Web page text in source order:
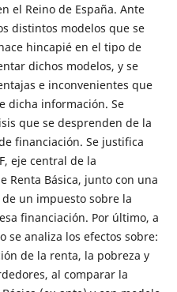
el Reino de España. Ante
distintos modelos que se
hincapié en el tipo de
dichos modelos, y se
e inconvenientes que
dicha información. Se
que se desprenden de la
financiación. Se justifica
eje central de la
Renta Básica, junto con una
un impuesto sobre la
financiación. Por último, a
se analiza los efectos sobre:
de la renta, la pobreza y
al comparar la